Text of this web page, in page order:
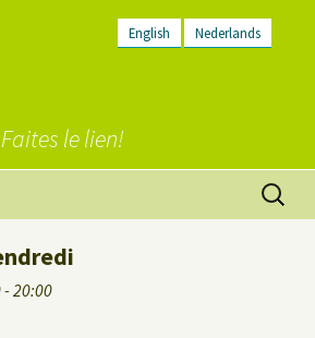
English Nederlands
Faites le lien!
- 20:00